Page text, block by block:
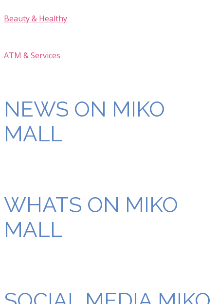
Beauty & Healthy
ATM & Services
NEWS ON MIKO
MALL
WHATS ON MIKO
MALL